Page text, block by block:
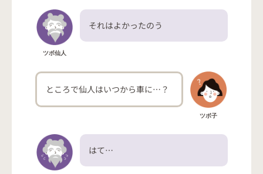
ツボ仙人
それはよかったのう
ところで仙人はいつから車に…？
ツボ子
はて…